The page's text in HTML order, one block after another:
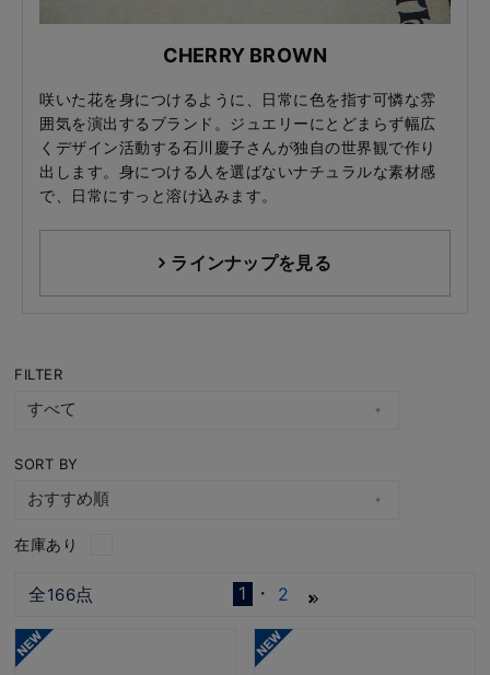
CHERRY BROWN
咲いた花を身につけるように、日常に色を指す可憐な雰
囲気を演出するブランド。ジュエリーにとどまらず幅広
くデザイン活動する石川慶子さんが独自の世界観で作り
出します。身につける人を選ばないナチュラルな素材感
で、日常にすっと溶け込みます。
ラインナップを見る
FILTER
SORT BY
在庫あり
全166点 1 2